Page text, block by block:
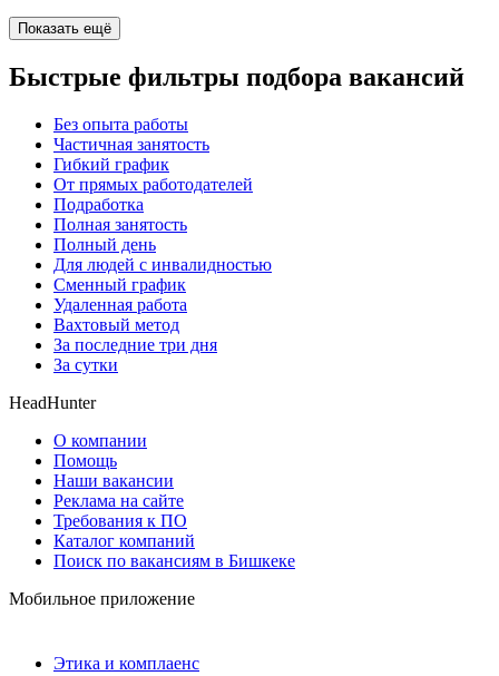
Показать ещё
Быстрые фильтры подбора вакансий
Без опыта работы
Частичная занятость
Гибкий график
От прямых работодателей
Подработка
Полная занятость
Полный день
Для людей с инвалидностью
Сменный график
Удаленная работа
Вахтовый метод
За последние три дня
За сутки
HeadHunter
О компании
Помощь
Наши вакансии
Реклама на сайте
Требования к ПО
Каталог компаний
Поиск по вакансиям в Бишкеке
Мобильное приложение
Этика и комплаенс